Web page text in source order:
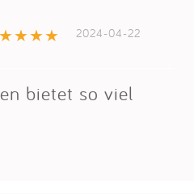
2024-04-22
bietet so viel